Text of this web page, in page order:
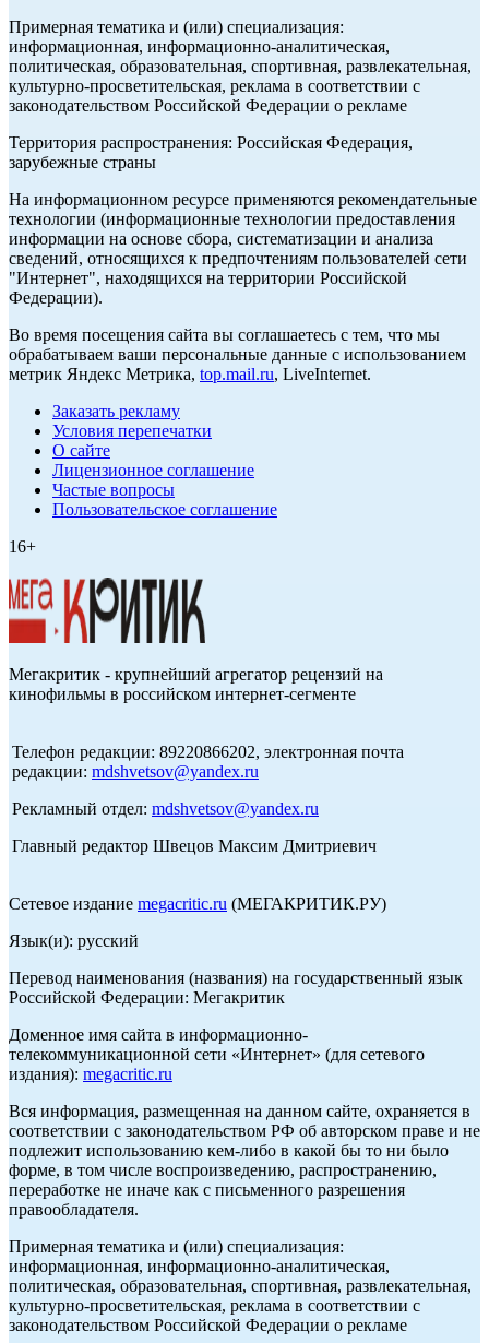
Примерная тематика и (или) специализация:
информационная, информационно-аналитическая,
политическая, образовательная, спортивная, развлекательная,
культурно-просветительская, реклама в соответствии с
законодательством Российской Федерации о рекламе
Территория распространения: Российская Федерация,
зарубежные страны
На информационном ресурсе применяются рекомендательные
технологии (информационные технологии предоставления
информации на основе сбора, систематизации и анализа
сведений, относящихся к предпочтениям пользователей сети
"Интернет", находящихся на территории Российской
Федерации).
Во время посещения сайта вы соглашаетесь с тем, что мы
обрабатываем ваши персональные данные с использованием
метрик Яндекс Метрика, top.mail.ru, LiveInternet.
Заказать рекламу
Условия перепечатки
О сайте
Лицензионное соглашение
Частые вопросы
Пользовательское соглашение
16+
Мегакритик - крупнейший агрегатор рецензий на
кинофильмы в российском интернет-сегменте
Телефон редакции: 89220866202, электронная почта
редакции: mdshvetsov@yandex.ru
Рекламный отдел: mdshvetsov@yandex.ru
Главный редактор Швецов Максим Дмитриевич
Сетевое издание megacritic.ru (МЕГАКРИТИК.РУ)
Язык(и): русский
Перевод наименования (названия) на государственный язык
Российской Федерации: Мегакритик
Доменное имя сайта в информационно-
телекоммуникационной сети «Интернет» (для сетевого
издания): megacritic.ru
Вся информация, размещенная на данном сайте, охраняется в
соответствии с законодательством РФ об авторском праве и не
подлежит использованию кем-либо в какой бы то ни было
форме, в том числе воспроизведению, распространению,
переработке не иначе как с письменного разрешения
правообладателя.
Примерная тематика и (или) специализация:
информационная, информационно-аналитическая,
политическая, образовательная, спортивная, развлекательная,
культурно-просветительская, реклама в соответствии с
законодательством Российской Федерации о рекламе